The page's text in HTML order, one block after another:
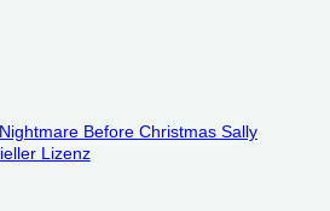
Before Christmas Sally
Lizenz